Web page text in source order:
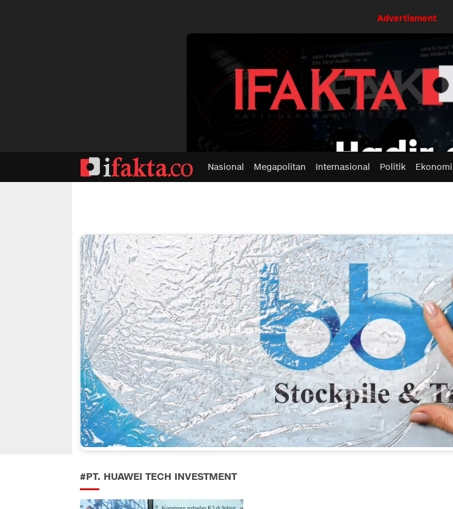
Advertisment
Nasional Megapolitan Internasional Politik Ekonomi
#PT. HUAWEI TECH INVESTMENT